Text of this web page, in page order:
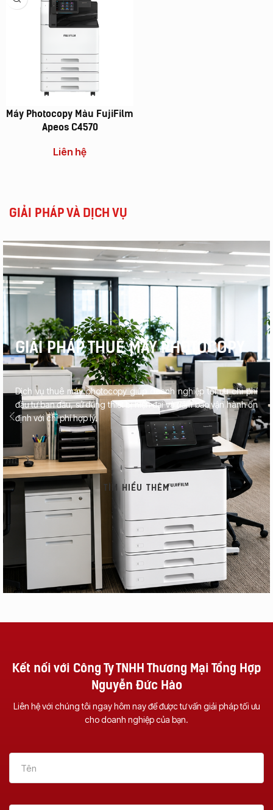
Máy Photocopy Tại
Nẵng – Uy Tín &
Tận Nơi
Một Chiếc Máy
Chức Năng ?
Máy Photocopy Màu FujiFilm
Apeos C4570
Liên hệ
GIẢI PHÁP VÀ DỊCH VỤ
GIẢI PHÁP THUÊ MÁY PHOTOCOPY
Dịch vụ thuê máy photocopy giúp doanh nghiệp tối ưu chi phí
đầu tư ban đầu, sử dụng thiết bị hiện đại và đảm bảo vận hành ổn
định với chi phí hợp lý.
TÌM HIỂU THÊM
Kết nối với Công Ty TNHH Thương Mại Tổng Hợp
Nguyễn Đức Hào
Liên hệ với chúng tôi ngay hôm nay để được tư vấn giải pháp tối ưu
cho doanh nghiệp của bạn.